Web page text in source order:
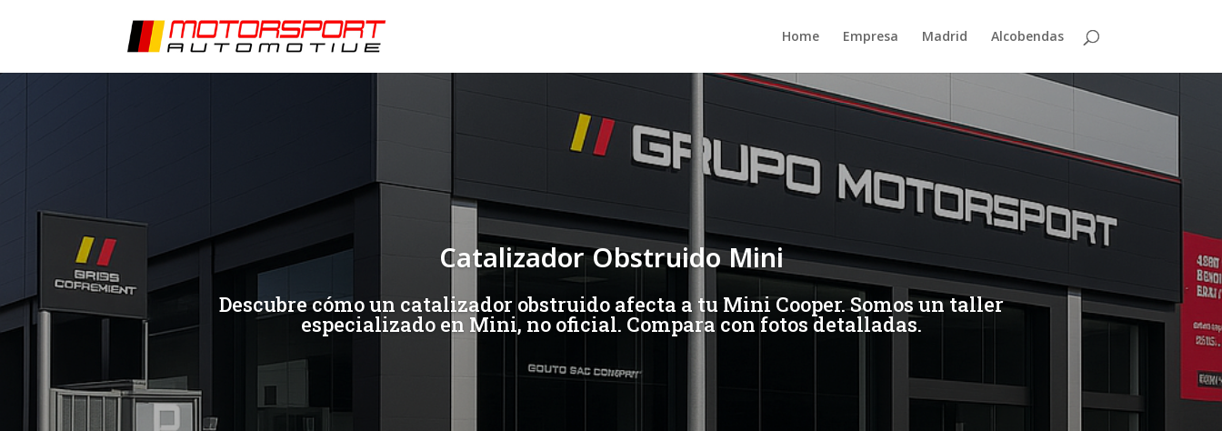
Home Empresa Madrid Alcobendas
Catalizador Obstruido Mini
Descubre cómo un catalizador obstruido afecta a tu Mini Cooper. Somos un taller
especializado en Mini, no oficial. Compara con fotos detalladas.